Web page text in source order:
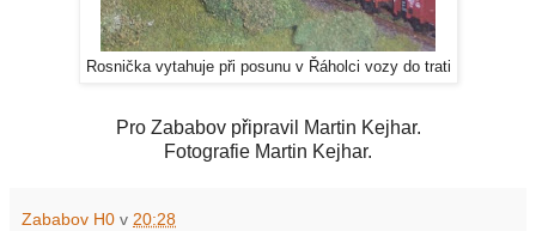
Rosnička vytahuje při posunu v Řáholci vozy do trati
Pro Zababov připravil Martin Kejhar.
Fotografie Martin Kejhar.
Zababov H0 v 20:28